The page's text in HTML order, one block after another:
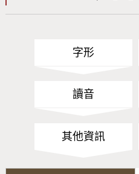
字形
讀音
其他資訊